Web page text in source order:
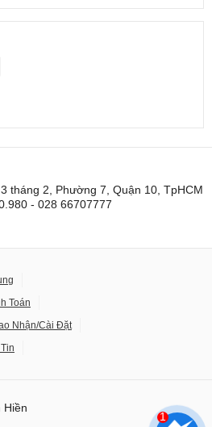
tháng 2, Phường 7, Quận 10, TpHCM
- 028 66707777
Toán
Nhận/Cài Đặt
Hiền
1